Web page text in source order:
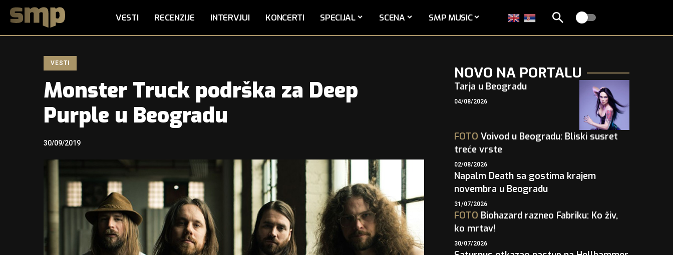
VESTI RECENZIJE INTERVJUI KONCERTI SPECIJAL SCENA SMP MUSIC
VESTI
Monster Truck podrška za Deep
Purple u Beogradu
30/09/2019
NOVO NA PORTALU
Tarja u Beogradu
04/08/2026
FOTO Voivod u Beogradu: Bliski susret
treće vrste
02/08/2026
Napalm Death sa gostima krajem
novembra u Beogradu
31/07/2026
FOTO Biohazard razneo Fabriku: Ko živ,
ko mrtav!
30/07/2026